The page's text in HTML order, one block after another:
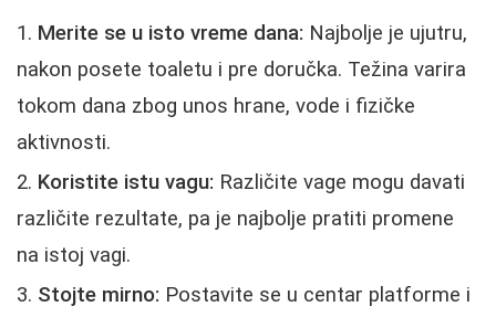
Merite se u isto vreme dana: Najbolje je ujutru,
nakon posete toaletu i pre doručka. Težina varira
tokom dana zbog unos hrane, vode i fizičke
aktivnosti.
Koristite istu vagu: Različite vage mogu davati
različite rezultate, pa je najbolje pratiti promene
na istoj vagi.
Stojte mirno: Postavite se u centar platforme i